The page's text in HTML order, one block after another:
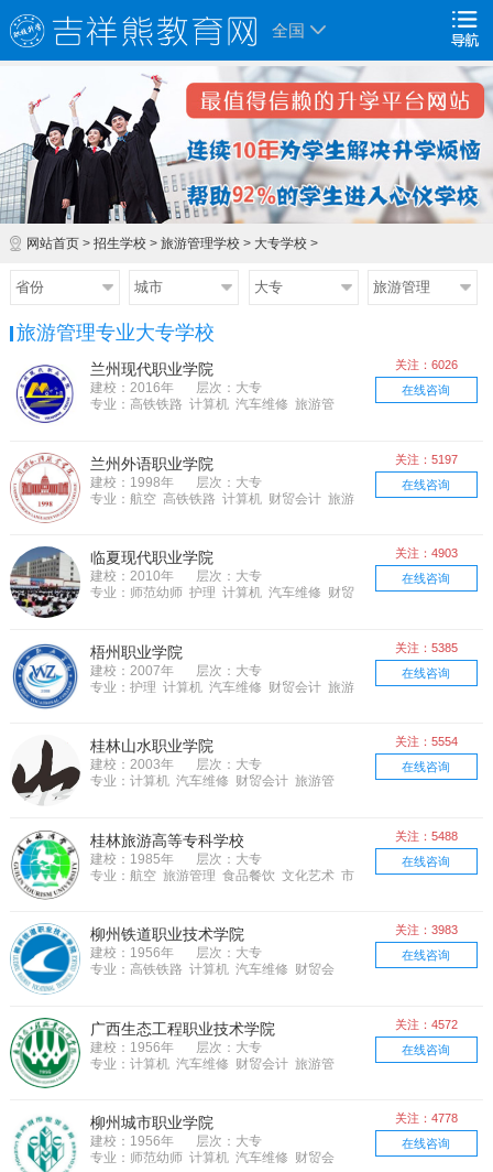
全国
网站首页> 招生学校> 旅游管理学校> 大专学校>
省份 城市 大专 旅游管理
旅游管理专业大专学校
兰州现代职业学院
建校：2016年
层次：大专
专业：高铁铁路 计算机 汽车维修 旅游管
关注：6026
在线咨询
兰州外语职业学院
建校：1998年
层次：大专
专业：航空 高铁铁路 计算机 财贸会计 旅游
关注：5197
在线咨询
临夏现代职业学院
建校：2010年
层次：大专
专业：师范幼师 护理 计算机 汽车维修 财贸
关注：4903
在线咨询
梧州职业学院
建校：2007年
层次：大专
专业：护理 计算机 汽车维修 财贸会计 旅游
关注：5385
在线咨询
桂林山水职业学院
建校：2003年
层次：大专
专业：计算机 汽车维修 财贸会计 旅游管
关注：5554
在线咨询
桂林旅游高等专科学校
建校：1985年
层次：大专
专业：航空 旅游管理 食品餐饮 文化艺术 市
关注：5488
在线咨询
柳州铁道职业技术学院
建校：1956年
层次：大专
专业：高铁铁路 计算机 汽车维修 财贸会
关注：3983
在线咨询
广西生态工程职业技术学院
建校：1956年
层次：大专
专业：计算机 汽车维修 财贸会计 旅游管
关注：4572
在线咨询
柳州城市职业学院
建校：1956年
层次：大专
专业：师范幼师 计算机 汽车维修 财贸会
关注：4778
在线咨询